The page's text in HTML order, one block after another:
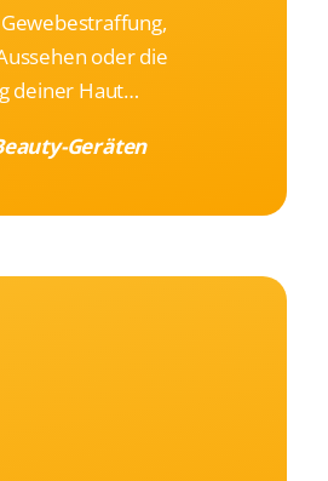
oder die
deiner Haut…
Geräten